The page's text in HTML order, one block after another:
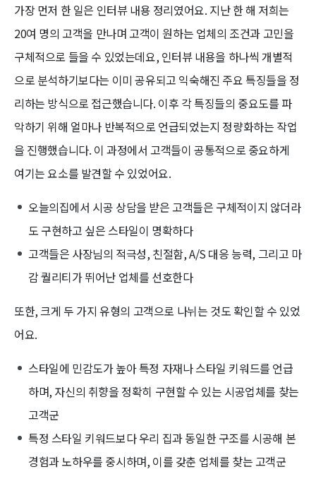
가장 먼저 한 일은 인터뷰 내용 정리였어요. 지난 한 해 저희는
20여 명의 고객을 만나며 고객이 원하는 업체의 조건과 고민을
구체적으로 들을 수 있었는데요, 인터뷰 내용을 하나씩 개별적
으로 분석하기보다는 이미 공유되고 익숙해진 주요 특징들을 정
리하는 방식으로 접근했습니다. 이후 각 특징들의 중요도를 파
악하기 위해 얼마나 반복적으로 언급되었는지 정량화하는 작업
을 진행했습니다. 이 과정에서 고객들이 공통적으로 중요하게
여기는 요소를 발견할 수 있었어요.
오늘의집에서 시공 상담을 받은 고객들은 구체적이지 않더라
도 구현하고 싶은 스타일이 명확하다
고객들은 사장님의 적극성, 친절함, A/S 대응 능력, 그리고 마
감 퀄리티가 뛰어난 업체를 선호한다
또한, 크게 두 가지 유형의 고객으로 나뉘는 것도 확인할 수 있었
어요.
스타일에 민감도가 높아 특정 자재나 스타일 키워드를 언급
하며, 자신의 취향을 정확히 구현할 수 있는 시공업체를 찾는
고객군
특정 스타일 키워드보다 우리 집과 동일한 구조를 시공해 본
경험과 노하우를 중시하며, 이를 갖춘 업체를 찾는 고객군